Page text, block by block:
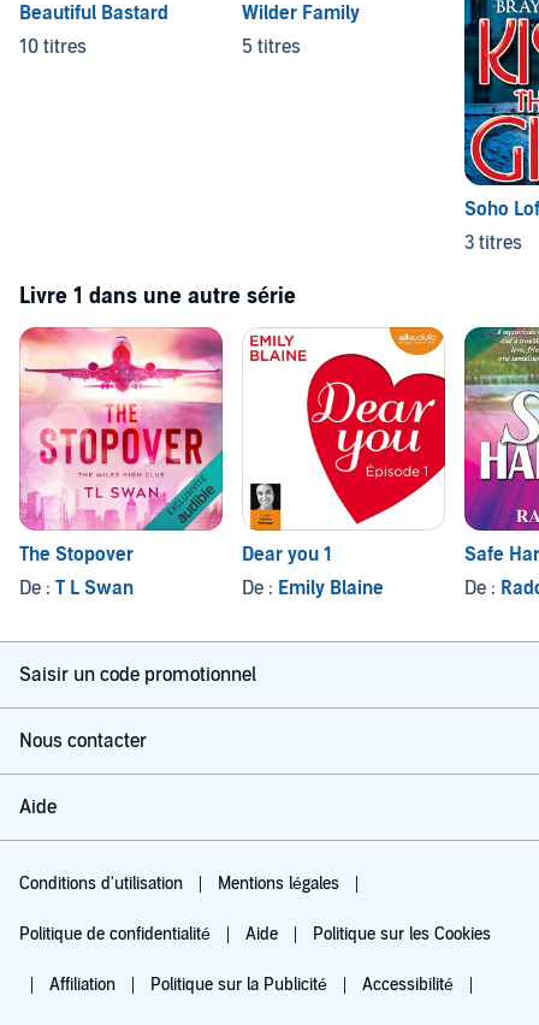
Beautiful Bastard
10 titres
Wilder Family
5 titres
Soho
3 titres
Livre 1 dans une autre série
The Stopover
De : T L Swan
Dear you 1
De : Emily Blaine
Safe
De :
Saisir un code promotionnel
Nous contacter
Aide
Conditions d'utilisation Mentions légales
Politique de confidentialité Aide Politique sur les Cookies
Affiliation Politique sur la Publicité Accessibilité